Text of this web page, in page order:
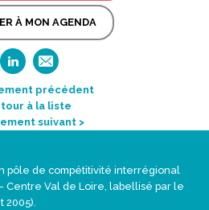
À MON AGENDA
précédent
à la liste
suivant >
pôle de compétitivité interrégional
Centre Val de Loire, labellisé par le
2005).